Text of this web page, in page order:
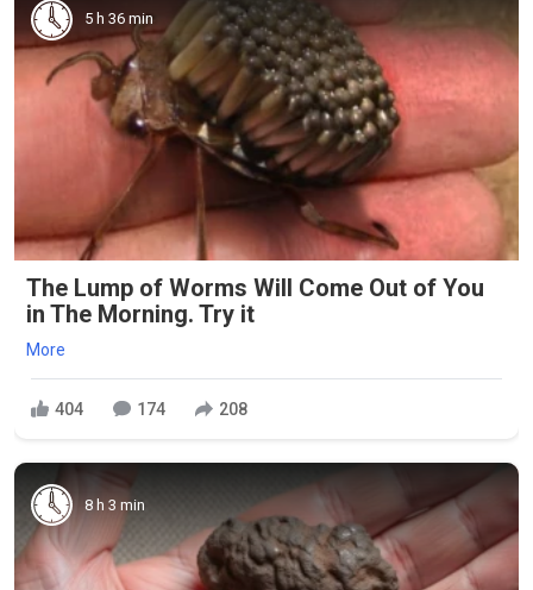
5 h 36 min
The Lump of Worms Will Come Out of You
in The Morning. Try it
More
404 174 208
8 h 3 min